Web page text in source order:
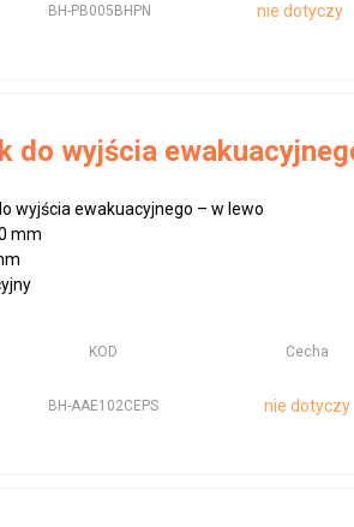
BH-PB005BHPN nie dotyczy
do wyjścia
wyjścia ewakuacyjnego – w lewo
mm
KOD Cecha
BH-AAE102CEPS nie dotyczy